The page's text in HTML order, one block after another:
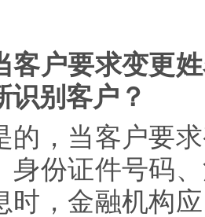
客户要求变更
识别客户？
的，当客户要
身份证件号码
时，金融机构